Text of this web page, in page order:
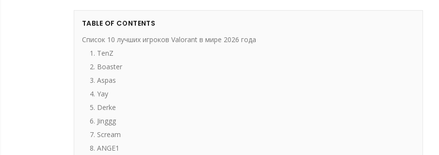
TABLE OF CONTENTS
Список 10 лучших игроков Valorant в мире 2026 года
1. TenZ
2. Boaster
3. Aspas
4. Yay
5. Derke
6. Jinggg
7. Scream
8. ANGE1